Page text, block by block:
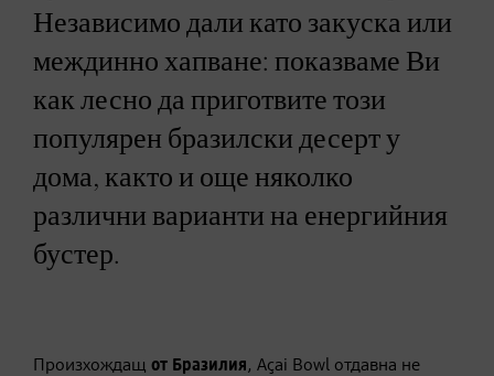
Независимо дали като закуска или
междинно хапване: показваме Ви
как лесно да приготвите този
популярен бразилски десерт у
дома, както и още няколко
различни варианти на енергийния
бустер.
Произхождащ от Бразилия, Аçai Bowl отдавна не